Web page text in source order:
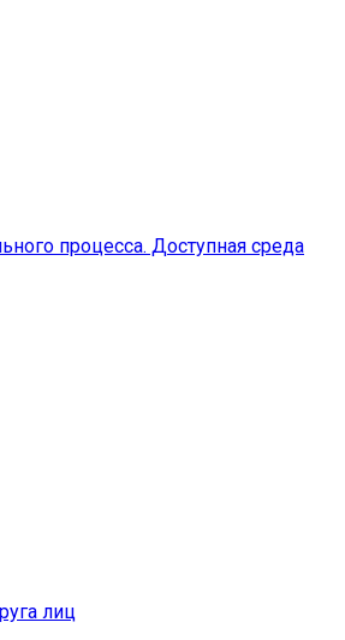
процесса. Доступная среда
лиц